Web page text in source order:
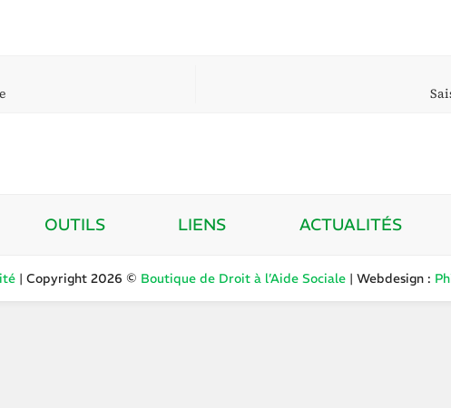
OUTILS LIENS ACTUALITÉS
| Copyright 2026 © Boutique de Droit à l’Aide Sociale| Webdesign :